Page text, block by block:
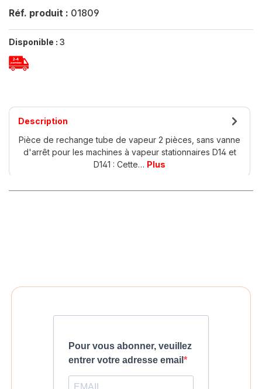
Réf. produit : 01809
Disponible : 3
Description
Pièce de rechange tube de vapeur 2 pièces, sans vanne
d'arrêt pour les machines à vapeur stationnaires D14 et
D141 : Cette… Plus
Pour vous abonner, veuillez
entrer votre adresse email